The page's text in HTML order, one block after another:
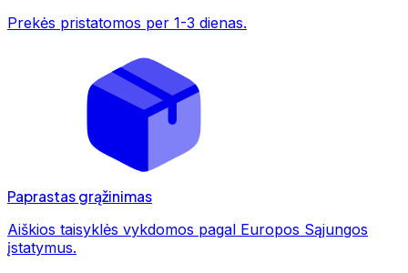
Prekės pristatomos per 1-3 dienas.
Paprastas grąžinimas
Aiškios taisyklės vykdomos pagal Europos Sąjungos
įstatymus.